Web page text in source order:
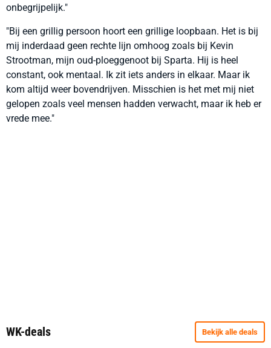
onbegrijpelijk."
"Bij een grillig persoon hoort een grillige loopbaan. Het is bij
mij inderdaad geen rechte lijn omhoog zoals bij Kevin
Strootman, mijn oud-ploeggenoot bij Sparta. Hij is heel
constant, ook mentaal. Ik zit iets anders in elkaar. Maar ik
kom altijd weer bovendrijven. Misschien is het met mij niet
gelopen zoals veel mensen hadden verwacht, maar ik heb er
vrede mee."
WK-deals Bekijk alle deals